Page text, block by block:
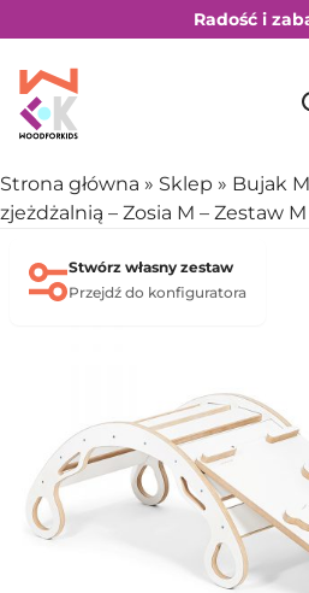
Radość i
Strona główna » Sklep » Bujak
zjeżdżalnią – Zosia M – Zestaw M
Stwórz własny zestaw
Przejdź do konfiguratora